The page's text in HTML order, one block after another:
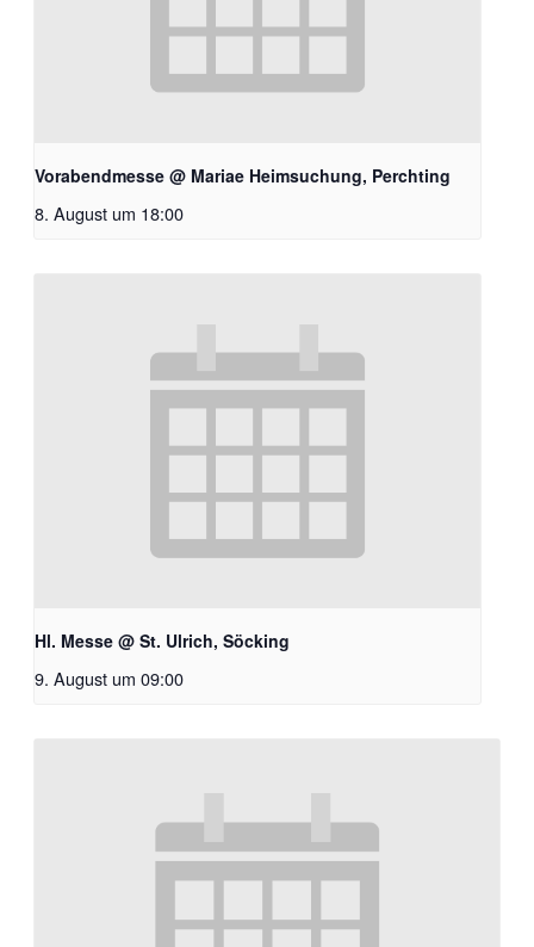
Vorabendmesse @ Mariae Heimsuchung, Perchting
8. August um 18:00
Hl. Messe @ St. Ulrich, Söcking
9. August um 09:00